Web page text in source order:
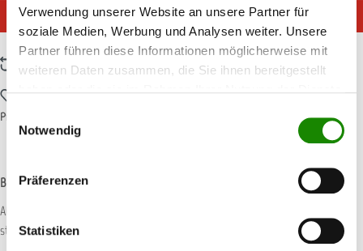
Verwendung unserer Website an unsere Partner für
soziale Medien, Werbung und Analysen weiter. Unsere
Partner führen diese Informationen möglicherweise mit
weiteren Daten zusammen, die Sie ihnen bereitgestellt
Einwilligungsauswahl
Notwendig
Präferenzen
Statistiken
IN DEN WARENKORB
Zum Vergleich hinzufügen
Produktnummer:
Beschreibung
Abranet setzt neue Maßstäbe in der Schleiftechnik und ermöglicht nahezu
staubfreies Schleifen. Speziell für das Schleifen vo…